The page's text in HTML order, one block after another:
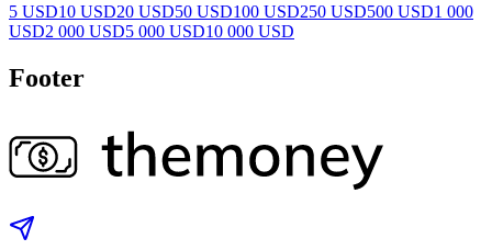
5 USD10 USD20 USD50 USD100 USD250 USD500 USD1 000
USD2 000 USD5 000 USD10 000 USD
Footer